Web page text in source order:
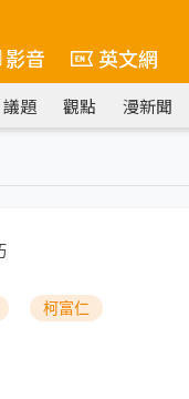
影音 英文網
議題 觀點 漫新聞
柯富仁